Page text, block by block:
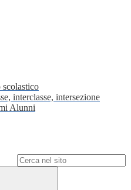
scolastico
interclasse, intersezione
Alunni